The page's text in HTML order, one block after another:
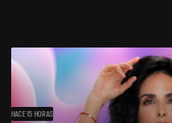
HACE 15 HORAS